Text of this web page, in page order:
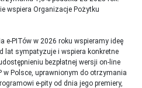
wspiera Organizacje Pożytku
e-PITów w 2026 roku wspieramy ideę
lat sympatyzuje i wspiera konkretne
bezpłatnej wersji on-line
Polsce, uprawnionym do otrzymania
e-pity od dnia jego premiery,